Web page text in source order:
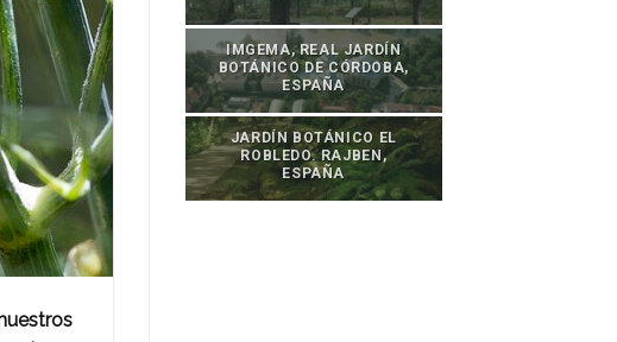
IMGEMA, REAL JARDÍN
BOTÁNICO DE CÓRDOBA,
ESPAÑA
JARDÍN BOTÁNICO EL
ROBLEDO. RAJBEN,
ESPAÑA